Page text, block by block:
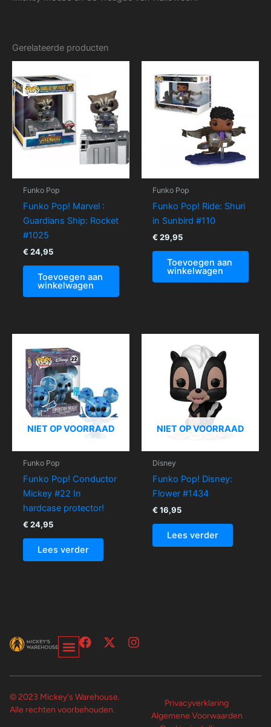
Gerelateerde producten
Funko Pop
Funko Pop! Marvel :
Guardians Ship: Rocket
#1025
€ 24,95
Toevoegen aan
winkelwagen
Funko Pop
Funko Pop! Ride: Shuri
in Sunbird #110
€ 29,95
Toevoegen aan
winkelwagen
NIET OP VOORRAAD
Funko Pop
Funko Pop! Conductor
Mickey #22 In
hardcase protector!
€ 24,95
Lees verder
NIET OP VOORRAAD
Disney
Funko Pop! Disney:
Flower #1434
€ 16,95
Lees verder
F
e
o
o
X
w
t
t
I
t
© 2023 Mickey's Warehouse.
Alle rechten voorbehouden.
Privacyverklaring
Algemene Voorwaarden